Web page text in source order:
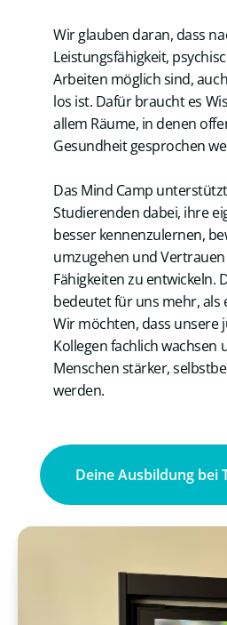
Wir glauben daran, dass
Leistungsfähigkeit,
Arbeiten möglich sind,
los ist. Dafür braucht es
allem Räume, in denen
Gesundheit gesprochen
Das Mind Camp
Studierenden dabei, ihre
besser kennenzulernen,
umzugehen und
Fähigkeiten zu entwickeln.
bedeutet für uns mehr, als
Wir möchten, dass unsere
Kollegen fachlich wachsen
Menschen stärker,
werden.
Deine Ausbildung bei